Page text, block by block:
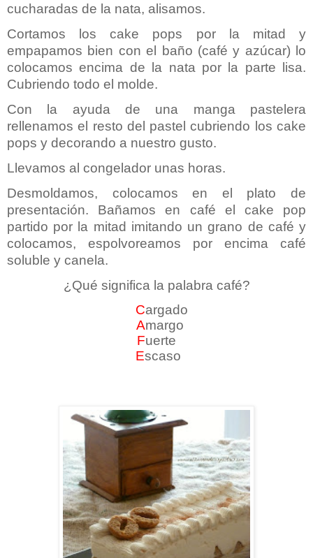
cucharadas de la nata, alisamos.
Cortamos los cake pops por la mitad y
empapamos bien con el baño (café y azúcar) lo
colocamos encima de la nata por la parte lisa.
Cubriendo todo el molde.
Con la ayuda de una manga pastelera
rellenamos el resto del pastel cubriendo los cake
pops y decorando a nuestro gusto.
Llevamos al congelador unas horas.
Desmoldamos, colocamos en el plato de
presentación. Bañamos en café el cake pop
partido por la mitad imitando un grano de café y
colocamos, espolvoreamos por encima café
soluble y canela.
¿Qué significa la palabra café?
Cargado
Amargo
Fuerte
Escaso